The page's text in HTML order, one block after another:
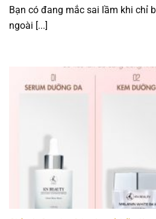
Bạn có đang mắc sai lầm khi chỉ
ngoài [...]